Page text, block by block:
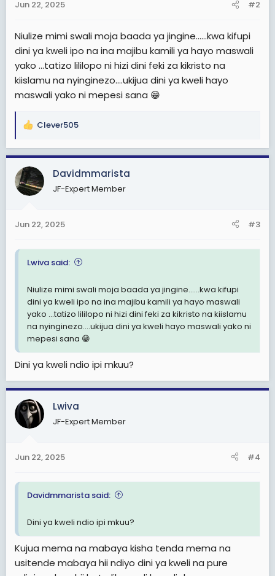
Jun 22, 2025 #2
Niulize mimi swali moja baada ya jingine......kwa kifupi
dini ya kweli ipo na ina majibu kamili ya hayo maswali
yako ...tatizo lililopo ni hizi dini feki za kikristo na
kiislamu na nyinginezo....ukijua dini ya kweli hayo
maswali yako ni mepesi sana 😁
R
a
c
t
i
s
Clever505
Davidmmarista
JF-Expert Member
Jun 22, 2025 #3
Lwiva said:
Niulize mimi swali moja baada ya jingine......kwa kifupi
dini ya kweli ipo na ina majibu kamili ya hayo maswali
yako ...tatizo lililopo ni hizi dini feki za kikristo na kiislamu
na nyinginezo....ukijua dini ya kweli hayo maswali yako ni
mepesi sana 😁
Dini ya kweli ndio ipi mkuu?
Lwiva
JF-Expert Member
Jun 22, 2025 #4
Davidmmarista said:
Dini ya kweli ndio ipi mkuu?
Kujua mema na mabaya kisha tenda mema na
usitende mabaya hii ndiyo dini ya kweli na pure